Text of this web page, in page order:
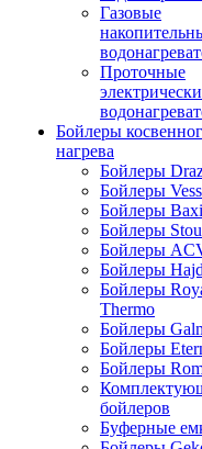
Газовые
Проточные
Бойлеры
нагрева
Бойлеры
Бойлеры
Бойлеры Baxi
Бойлеры
Бойлеры
Бойлеры
Бойлеры
Thermo
Бойлеры
Бойлеры
Бойлеры
бойлеров
Буферные